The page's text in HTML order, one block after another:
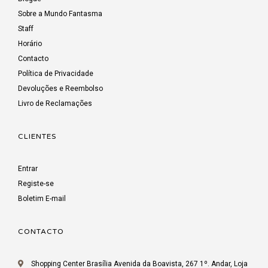
Sobre a Mundo Fantasma
Staff
Horário
Contacto
Política de Privacidade
Devoluções e Reembolso
Livro de Reclamações
CLIENTES
Entrar
Registe-se
Boletim E-mail
CONTACTO
Shopping Center Brasília Avenida da Boavista, 267 1º. Andar, Loja